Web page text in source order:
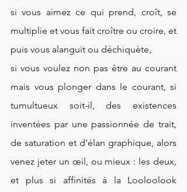
si vous aimez ce qui prend, croît, se
multiplie et vous fait croître ou croire, et
puis vous alanguit ou déchiquète,
si vous voulez non pas être au courant
mais vous plonger dans le courant, si
tumultueux soit-il, des existences
inventées par une passionnée de trait,
de saturation et d'élan graphique, alors
venez jeter un œil, ou mieux : les deux,
et plus si affinités à la Looloolook